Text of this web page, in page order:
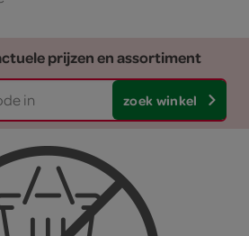
prijzen en assortiment
zoek winkel